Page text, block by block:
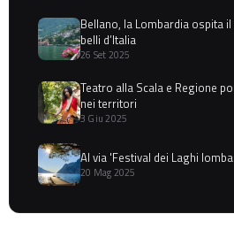
Bellano, la Lombardia ospita
belli d’Italia
26 Set 2025
Teatro alla Scala e Regione
nei territori
3 Giu 2025
Al via 'Festival dei Laghi
20 Mag 2025